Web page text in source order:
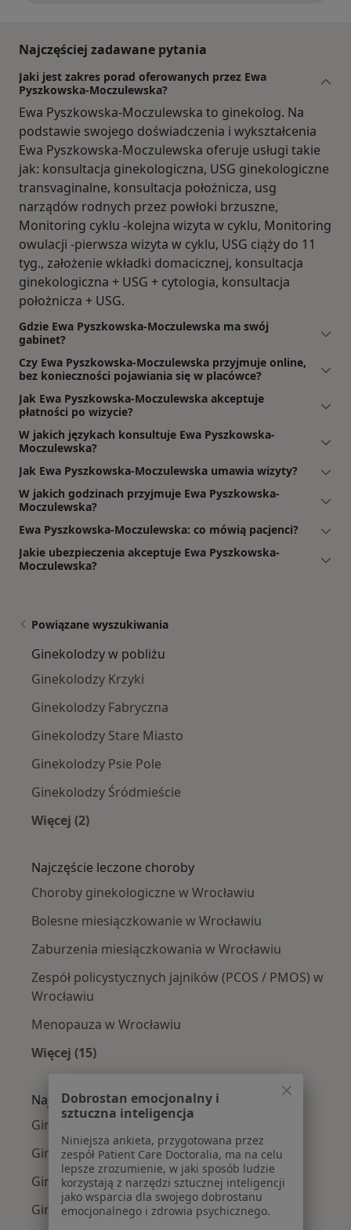
Najczęściej zadawane pytania
Jaki jest zakres porad oferowanych przez Ewa
Pyszkowska-Moczulewska?
Ewa Pyszkowska-Moczulewska to ginekolog. Na
podstawie swojego doświadczenia i wykształcenia
Ewa Pyszkowska-Moczulewska oferuje usługi takie
jak: konsultacja ginekologiczna, USG ginekologiczne
transvaginalne, konsultacja położnicza, usg
narządów rodnych przez powłoki brzuszne,
Monitoring cyklu -kolejna wizyta w cyklu, Monitoring
owulacji -pierwsza wizyta w cyklu, USG ciąży do 11
tyg., założenie wkładki domacicznej, konsultacja
ginekologiczna + USG + cytologia, konsultacja
położnicza + USG.
Gdzie Ewa Pyszkowska-Moczulewska ma swój
gabinet?
Czy Ewa Pyszkowska-Moczulewska przyjmuje online,
bez konieczności pojawiania się w placówce?
Jak Ewa Pyszkowska-Moczulewska akceptuje
płatności po wizycie?
W jakich językach konsultuje Ewa Pyszkowska-
Moczulewska?
Jak Ewa Pyszkowska-Moczulewska umawia wizyty?
W jakich godzinach przyjmuje Ewa Pyszkowska-
Moczulewska?
Ewa Pyszkowska-Moczulewska: co mówią pacjenci?
Jakie ubezpieczenia akceptuje Ewa Pyszkowska-
Moczulewska?
Powiązane wyszukiwania
Ginekolodzy w pobliżu
Ginekolodzy Krzyki
Ginekolodzy Fabryczna
Ginekolodzy Stare Miasto
Ginekolodzy Psie Pole
Ginekolodzy Śródmieście
Więcej (2)
Najczęście leczone choroby
Choroby ginekologiczne w Wrocławiu
Bolesne miesiączkowanie w Wrocławiu
Zaburzenia miesiączkowania w Wrocławiu
Zespół policystycznych jajników (PCOS / PMOS) w
Wrocławiu
Menopauza w Wrocławiu
Więcej (15)
Najpopularniejsze ubezpieczenia
Ginekolodzy z Allianz w Wrocławiu
Ginekolodzy z NFZ w Wrocławiu
Ginekolodzy z Medicover w Wrocławiu
Ginekolodzy z POLMED w Wrocławiu
Dobrostan emocjonalny i
sztuczna inteligencja
Niniejsza ankieta, przygotowana przez
zespół Patient Care Doctoralia, ma na celu
lepsze zrozumienie, w jaki sposób ludzie
korzystają z narzędzi sztucznej inteligencji
jako wsparcia dla swojego dobrostanu
emocjonalnego i zdrowia psychicznego.